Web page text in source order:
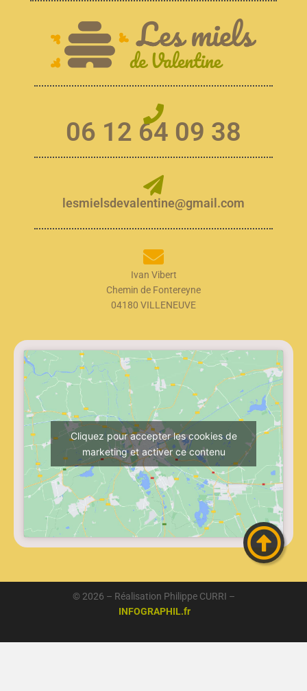
06 12 64 09 38
lesmielsdevalentine@gmail.com
Ivan Vibert
Chemin de Fontereyne
04180 VILLENEUVE
Cliquez pour accepter les cookies de
marketing et activer ce contenu
© 2026 – Réalisation Philippe CURRI –
INFOGRAPHIL.fr